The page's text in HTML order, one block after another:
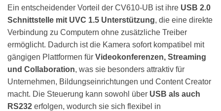
Ein entscheidender Vorteil der CV610-UB ist ihre USB 2.0
Schnittstelle mit UVC 1.5 Unterstützung, die eine direkte
Verbindung zu Computern ohne zusätzliche Treiber
ermöglicht. Dadurch ist die Kamera sofort kompatibel mit
gängigen Plattformen für Videokonferenzen, Streaming
und Collaboration, was sie besonders attraktiv für
Unternehmen, Bildungseinrichtungen und Content Creator
macht. Die Steuerung kann sowohl über USB als auch
RS232 erfolgen, wodurch sie sich flexibel in